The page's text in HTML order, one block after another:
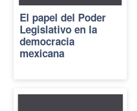
El papel del Poder
Legislativo en la
democracia
mexicana